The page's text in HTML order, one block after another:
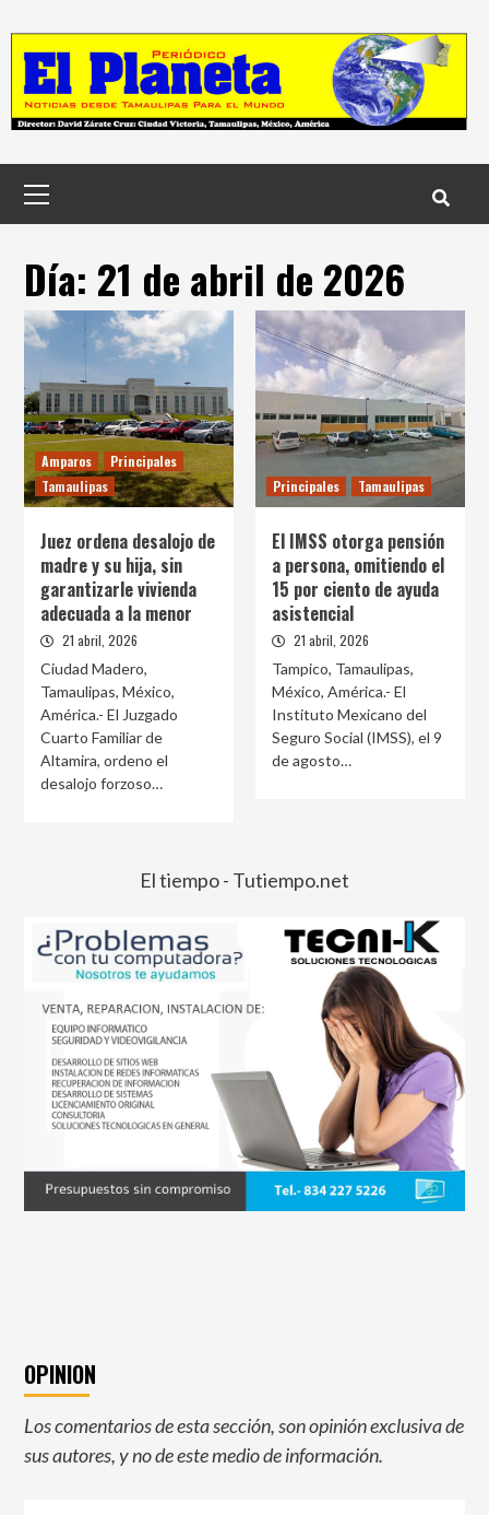
to
content
principal
Día: 21 de abril de 2026
Amparos
Principales
Tamaulipas
Juez ordena desalojo de
madre y su hija, sin
garantizarle vivienda
adecuada a la menor
21 abril, 2026
Ciudad Madero,
Tamaulipas, México,
América.- El Juzgado
Cuarto Familiar de
Altamira, ordeno el
desalojo forzoso…
Principales Tamaulipas
El IMSS otorga pensión
a persona, omitiendo el
15 por ciento de ayuda
asistencial
21 abril, 2026
Tampico, Tamaulipas,
México, América.- El
Instituto Mexicano del
Seguro Social (IMSS), el 9
de agosto…
El tiempo - Tutiempo.net
OPINION
Los comentarios de esta sección, son opinión exclusiva de
sus autores, y no de este medio de información.